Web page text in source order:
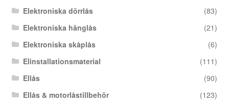
Elektroniska dörrlås
(83)
Elektroniska hänglås
(21)
Elektroniska skåplås
(6)
Elinstallationsmaterial
(111)
Ellås
(90)
Ellås & motorlåstillbehör
(123)